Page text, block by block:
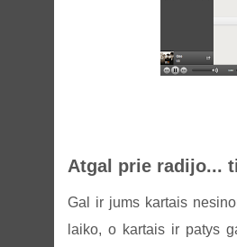
Atgal prie radijo...
Gal ir jums kartais
laiko, o kartais ir patys